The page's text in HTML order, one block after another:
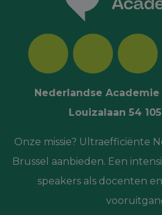
Nederlandse
Louizalaan 54
Onze missie? Ultraefficiënte
Brussel aanbieden. Een
speakers als docenten